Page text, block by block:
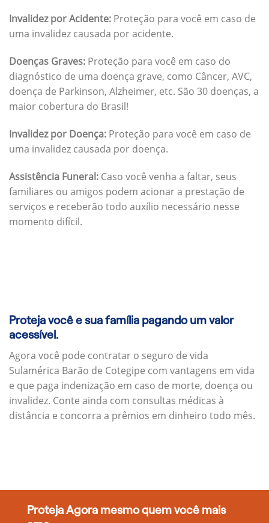
Invalidez por Acidente: Proteção para você em caso de
uma invalidez causada por acidente.
Doenças Graves: Proteção para você em caso do
diagnóstico de uma doença grave, como Câncer, AVC,
doença de Parkinson, Alzheimer, etc. São 30 doenças, a
maior cobertura do Brasil!
Invalidez por Doença: Proteção para você em caso de
uma invalidez causada por doença.
Assistência Funeral: Caso você venha a faltar, seus
familiares ou amigos podem acionar a prestação de
serviços e receberão todo auxílio necessário nesse
momento difícil.
Proteja você e sua família pagando um valor
acessível.
Agora você pode contratar o seguro de vida
Sulamérica Barão de Cotegipe com vantagens em vida
e que paga indenização em caso de morte, doença ou
invalidez. Conte ainda com consultas médicas à
distância e concorra a prêmios em dinheiro todo mês.
Proteja Agora mesmo quem você mais